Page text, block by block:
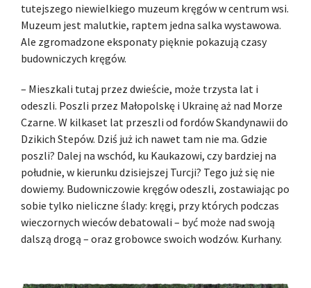
tutejszego niewielkiego muzeum kręgów w centrum wsi.
Muzeum jest malutkie, raptem jedna salka wystawowa.
Ale zgromadzone eksponaty pięknie pokazują czasy
budowniczych kręgów.
– Mieszkali tutaj przez dwieście, może trzysta lat i
odeszli. Poszli przez Małopolskę i Ukrainę aż nad Morze
Czarne. W kilkaset lat przeszli od fordów Skandynawii do
Dzikich Stepów. Dziś już ich nawet tam nie ma. Gdzie
poszli? Dalej na wschód, ku Kaukazowi, czy bardziej na
południe, w kierunku dzisiejszej Turcji? Tego już się nie
dowiemy. Budowniczowie kręgów odeszli, zostawiając po
sobie tylko nieliczne ślady: kręgi, przy których podczas
wieczornych wieców debatowali – być może nad swoją
dalszą drogą – oraz grobowce swoich wodzów. Kurhany.